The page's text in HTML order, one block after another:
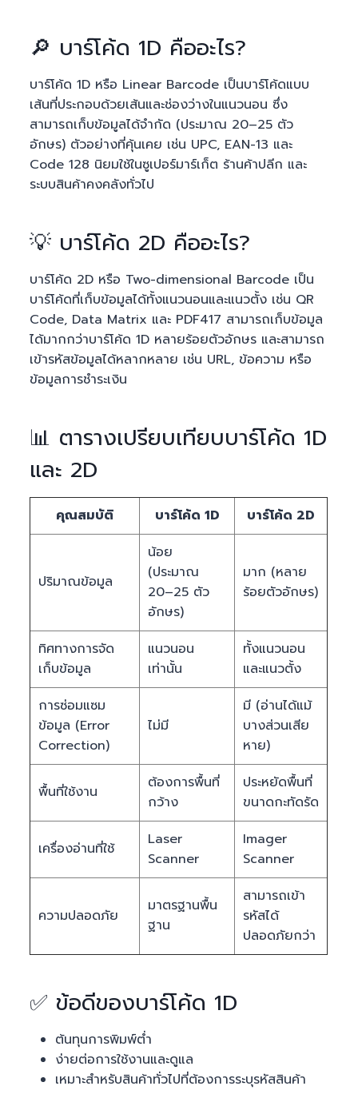
🔎 บาร์โค้ด 1D คืออะไร?
บาร์โค้ด 1D หรือ Linear Barcode เป็นบาร์โค้ดแบบ
เส้นที่ประกอบด้วยเส้นและช่องว่างในแนวนอน ซึ่ง
สามารถเก็บข้อมูลได้จำกัด (ประมาณ 20–25 ตัว
อักษร) ตัวอย่างที่คุ้นเคย เช่น UPC, EAN-13 และ
Code 128 นิยมใช้ในซูเปอร์มาร์เก็ต ร้านค้าปลีก และ
ระบบสินค้าคงคลังทั่วไป
💡 บาร์โค้ด 2D คืออะไร?
บาร์โค้ด 2D หรือ Two-dimensional Barcode เป็น
บาร์โค้ดที่เก็บข้อมูลได้ทั้งแนวนอนและแนวตั้ง เช่น QR
Code, Data Matrix และ PDF417 สามารถเก็บข้อมูล
ได้มากกว่าบาร์โค้ด 1D หลายร้อยตัวอักษร และสามารถ
เข้ารหัสข้อมูลได้หลากหลาย เช่น URL, ข้อความ หรือ
ข้อมูลการชำระเงิน
📊 ตารางเปรียบเทียบบาร์โค้ด 1D
และ 2D
คุณสมบัติ บาร์โค้ด 1D บาร์โค้ด 2D
ปริมาณข้อมูล
น้อย
(ประมาณ
20–25 ตัว
อักษร)
มาก (หลาย
ร้อยตัวอักษร)
ทิศทางการจัด
เก็บข้อมูล
แนวนอน
เท่านั้น
ทั้งแนวนอน
และแนวตั้ง
การซ่อมแซม
ข้อมูล (Error
Correction)
ไม่มี
มี (อ่านได้แม้
บางส่วนเสีย
หาย)
พื้นที่ใช้งาน
ต้องการพื้นที่
กว้าง
ประหยัดพื้นที่
ขนาดกะทัดรัด
เครื่องอ่านที่ใช้
Laser
Scanner
Imager
Scanner
ความปลอดภัย
มาตรฐานพื้น
ฐาน
สามารถเข้า
รหัสได้
ปลอดภัยกว่า
✅ ข้อดีของบาร์โค้ด 1D
ต้นทุนการพิมพ์ต่ำ
ง่ายต่อการใช้งานและดูแล
เหมาะสำหรับสินค้าทั่วไปที่ต้องการระบุรหัสสินค้า